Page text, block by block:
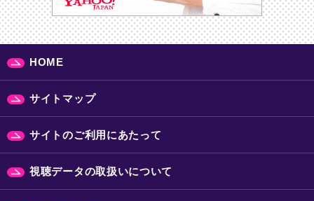
HOME
サイトマップ
サイトのご利用にあたって
視聴データの取扱いについて